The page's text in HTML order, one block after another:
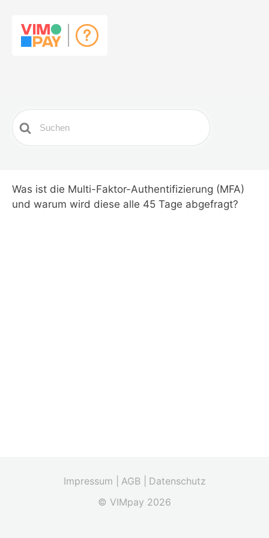
Search
For
Was ist die Multi-Faktor-Authentifizierung (MFA)
und warum wird diese alle 45 Tage abgefragt?
Impressum | AGB |
Datenschutz
© VIMpay 2026